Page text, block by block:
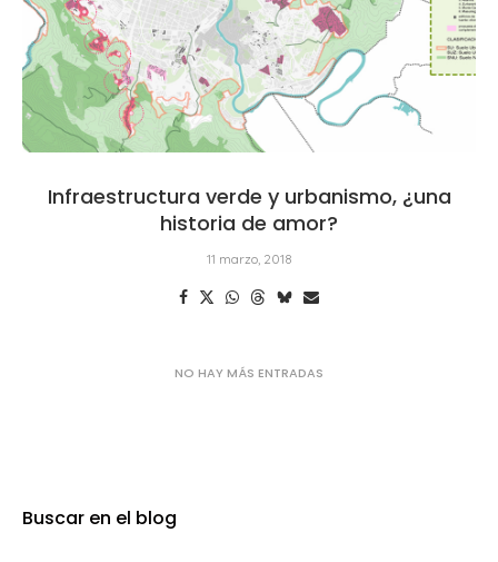
Infraestructura verde y urbanismo, ¿una
historia de amor?
11 marzo, 2018